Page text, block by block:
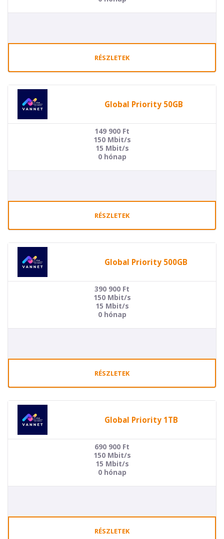
RÉSZLETEK
Global Priority 50GB
149 900 Ft
150 Mbit/s
15 Mbit/s
0 hónap
RÉSZLETEK
Global Priority 500GB
390 900 Ft
150 Mbit/s
15 Mbit/s
0 hónap
RÉSZLETEK
Global Priority 1TB
690 900 Ft
150 Mbit/s
15 Mbit/s
0 hónap
RÉSZLETEK